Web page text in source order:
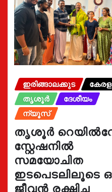
ഇരിങ്ങാലക്കുട
തൃശൂർ
ദേശീയം
ന്യൂസ്
തൃശൂർ
സ്റ്റേഷനിൽ
സമയോചിത
ഇടപെടലിലൂടെ
ജീവൻ രക്ഷിച്ച